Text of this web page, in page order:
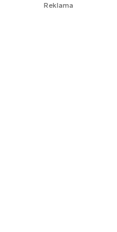
Reklama